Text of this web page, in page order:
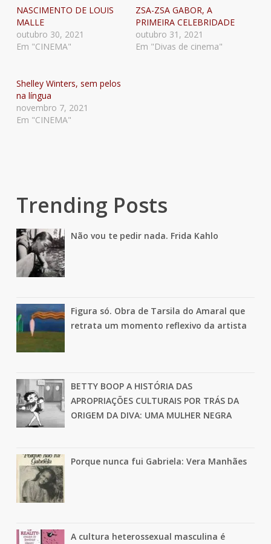
NASCIMENTO DE LOUIS
MALLE
outubro 30, 2021
Em "CINEMA"
ZSA-ZSA GABOR, A
PRIMEIRA CELEBRIDADE
outubro 31, 2021
Em "Divas de cinema"
Shelley Winters, sem pelos
na língua
novembro 7, 2021
Em "CINEMA"
Trending Posts
Não vou te pedir nada. Frida Kahlo
Figura só. Obra de Tarsila do Amaral que
retrata um momento reflexivo da artista
BETTY BOOP A HISTÓRIA DAS
APROPRIAÇÕES CULTURAIS POR TRÁS DA
ORIGEM DA DIVA: UMA MULHER NEGRA
Porque nunca fui Gabriela: Vera Manhães
A cultura heterossexual masculina é